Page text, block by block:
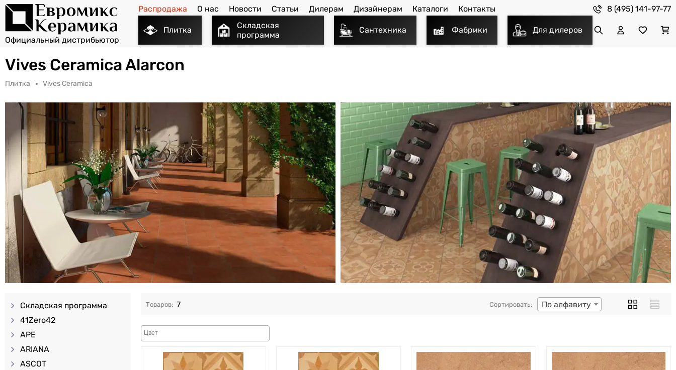
Распродажа О нас Новости Статьи Дилерам Дизайнерам Каталоги Контакты 8 (495) 141-97-77
Плитка
Складская
программа
Сантехника Фабрики Для дилеров
Vives Ceramica Alarcon
Плитка Vives Ceramica
Складская программа
41Zero42
APE
ARIANA
ASCOT
7 По алфавиту